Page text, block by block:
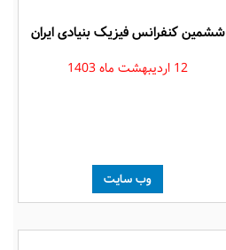
ششمین کنفرانس فیزیک بنیادی ایران
12 اردیبهشت ماه 1403
وب سایت